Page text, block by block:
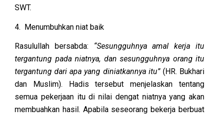
SWT.
4. Menumbuhkan niat baik
Rasulullah bersabda: “Sesungguhnya amal kerja itu
tergantung pada niatnya, dan sesungguhnya orang itu
tergantung dari apa yang diniatkannya itu” (HR. Bukhari
dan Muslim). Hadis tersebut menjelaskan tentang
semua pekerjaan itu di nilai dengat niatnya yang akan
membuahkan hasil. Apabila seseorang bekerja berbuat